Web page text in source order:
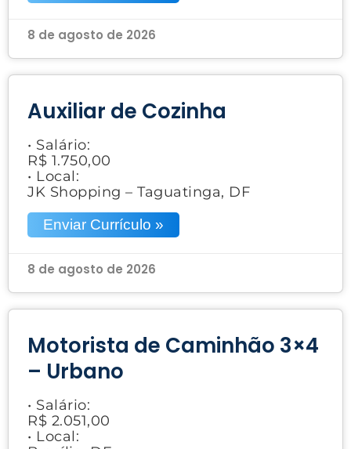
8 de agosto de 2026
Auxiliar de Cozinha
• Salário:
R$ 1.750,00
• Local:
JK Shopping – Taguatinga, DF
Enviar Currículo »
8 de agosto de 2026
Motorista de Caminhão 3×4
– Urbano
• Salário:
R$ 2.051,00
• Local: